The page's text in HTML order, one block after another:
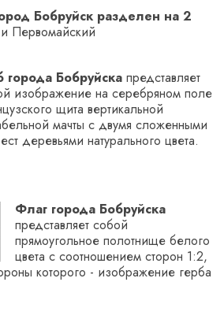
Бобруйск разделен на 2
Первомайский
города Бобруйска представляет
изображение на серебряном поле
щита вертикальной
мачты с двумя сложенными
деревьями натурального цвета.
Флаг города Бобруйска
представляет собой
прямоугольное полотнище белого
цвета с соотношением сторон 1:2,
которого - изображение герба